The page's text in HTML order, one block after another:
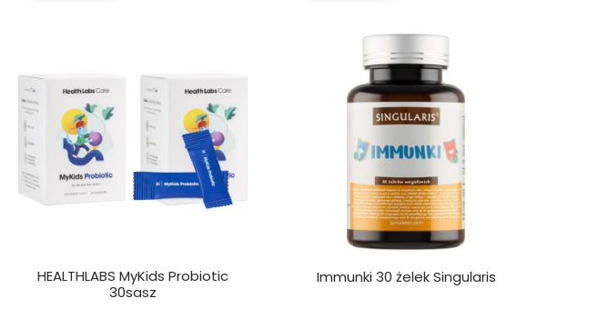
HEALTHLABS MyKids Probiotic
30sasz
Immunki 30 żelek Singularis